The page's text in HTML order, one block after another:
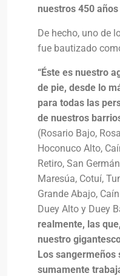
nuestros 450
De hecho, uno de
fue bautizado
“Éste es nuestro
de pie, desde lo
para todas las
de nuestros
(Rosario Bajo,
Hoconuco Alto,
Retiro, San
Maresúa, Cotuí,
Grande Abajo,
Duey Alto y Duey
realmente, las
nuestro
Los sangermeños
sumamente